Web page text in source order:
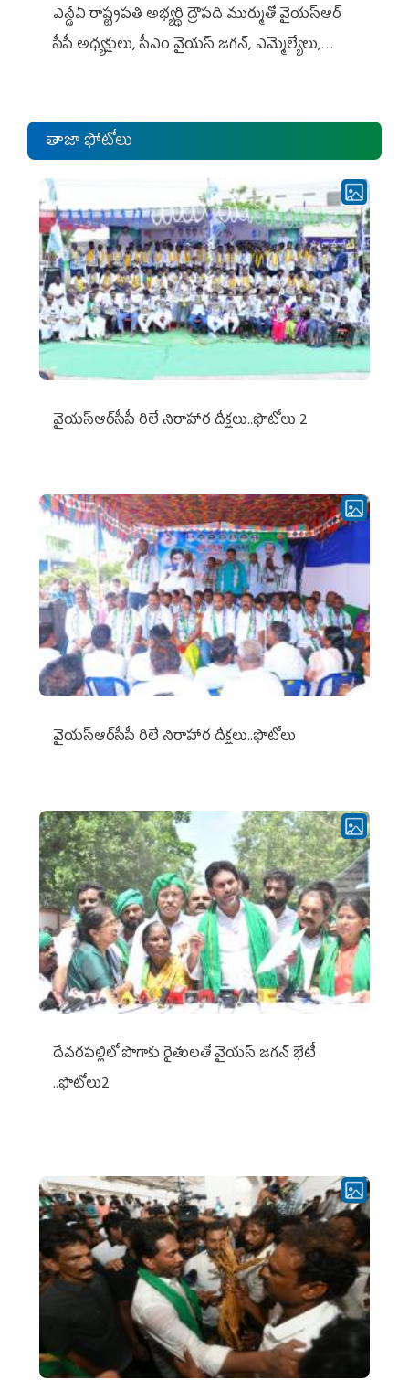
ఎన్డీఏ రాష్ట్ర‌ప‌తి అభ్య‌ర్థి ద్రౌప‌ది ముర్ముతో వైయ‌స్ఆర్
సీపీ అధ్య‌క్షులు, సీఎం వైయ‌స్ జ‌గ‌న్, ఎమ్మెల్యేలు,
తాజా ఫోటోలు
వైయ‌స్ఆర్‌సీపీ రిలే నిరాహార దీక్షలు..ఫొటోలు 2
వైయ‌స్ఆర్‌సీపీ రిలే నిరాహార దీక్షలు..ఫొటోలు
దేవరపల్లిలో పొగాకు రైతులతో వైయస్ జగన్ భేటీ
..ఫొటోలు2